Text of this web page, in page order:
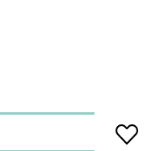
Lägg